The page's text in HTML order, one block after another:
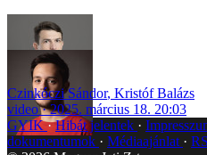
Czinkóczi Sándor, Kristóf Balázs
video
2025. március 18. 20:03
GYIK Hibát jelentek
dokumentumok
Médiaajánlat